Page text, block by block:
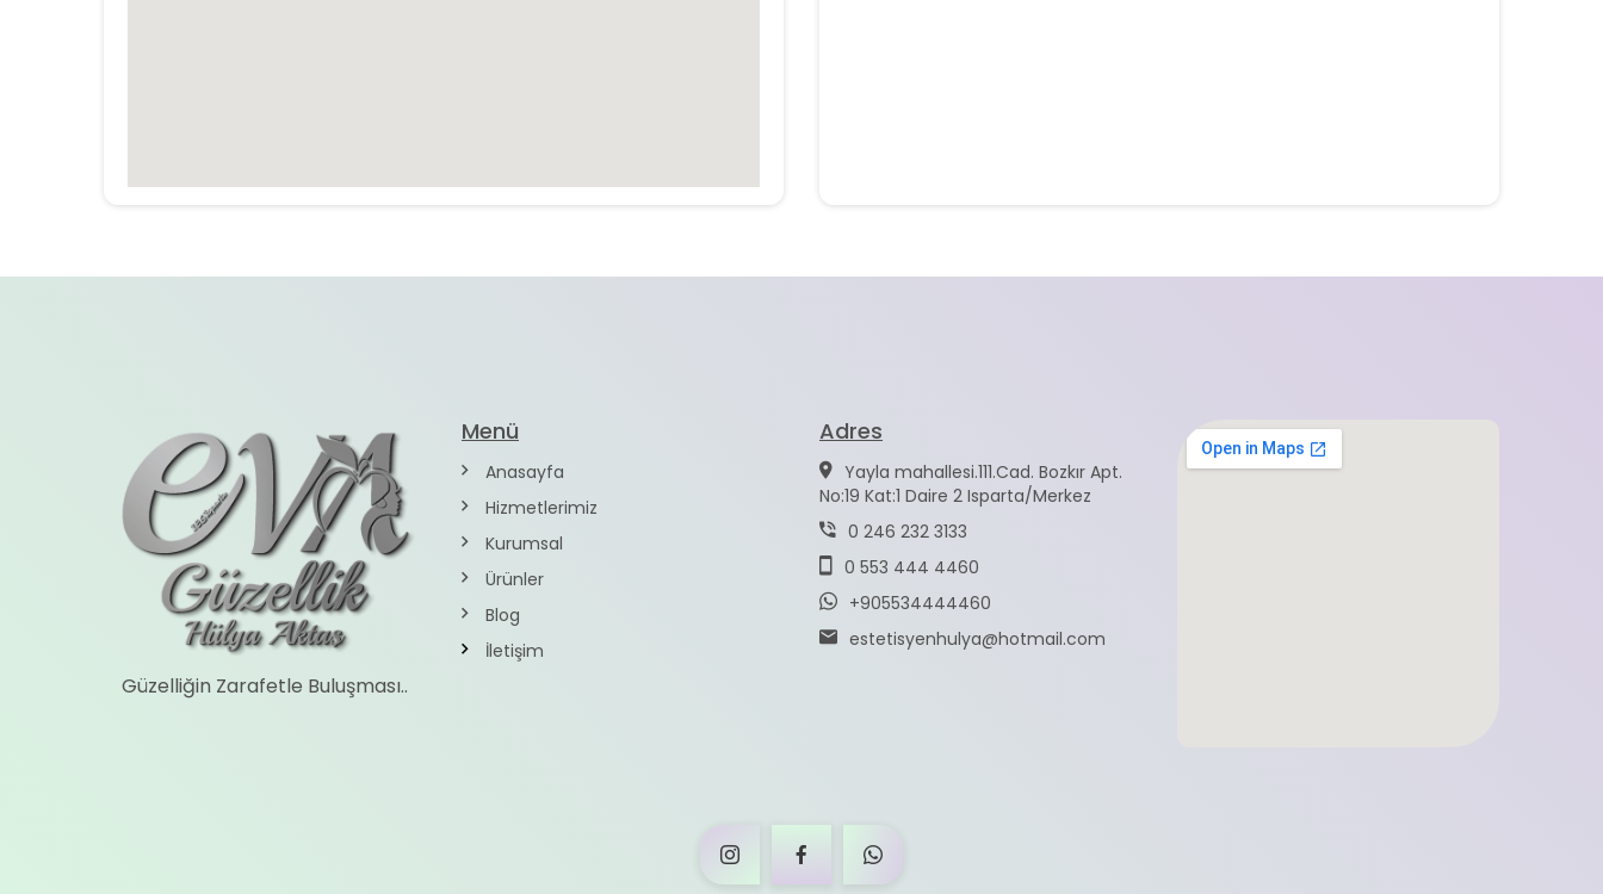
Güzelliğin Zarafetle Buluşması..
Menü
Anasayfa
Hizmetlerimiz
Kurumsal
Ürünler
Blog
İletişim
Adres
Yayla mahallesi.111.Cad. Bozkır Apt.
No:19 Kat:1 Daire 2 Isparta/Merkez
0 246 232 3133
0 553 444 4460
+905534444460
estetisyenhulya@hotmail.com